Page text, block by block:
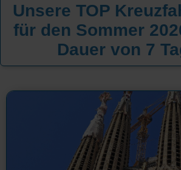
Unsere TOP
für den Sommer
Dauer von 7